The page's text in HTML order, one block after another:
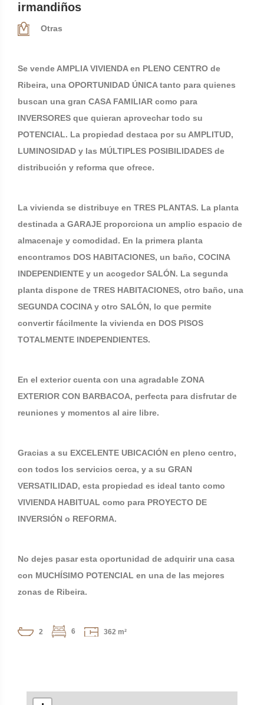
irmandiños
Otras
Se vende AMPLIA VIVIENDA en PLENO CENTRO de
Ribeira, una OPORTUNIDAD ÚNICA tanto para quienes
buscan una gran CASA FAMILIAR como para
INVERSORES que quieran aprovechar todo su
POTENCIAL. La propiedad destaca por su AMPLITUD,
LUMINOSIDAD y las MÚLTIPLES POSIBILIDADES de
distribución y reforma que ofrece.
La vivienda se distribuye en TRES PLANTAS. La planta
destinada a GARAJE proporciona un amplio espacio de
almacenaje y comodidad. En la primera planta
encontramos DOS HABITACIONES, un baño, COCINA
INDEPENDIENTE y un acogedor SALÓN. La segunda
planta dispone de TRES HABITACIONES, otro baño, una
SEGUNDA COCINA y otro SALÓN, lo que permite
convertir fácilmente la vivienda en DOS PISOS
TOTALMENTE INDEPENDIENTES.
En el exterior cuenta con una agradable ZONA
EXTERIOR CON BARBACOA, perfecta para disfrutar de
reuniones y momentos al aire libre.
Gracias a su EXCELENTE UBICACIÓN en pleno centro,
con todos los servicios cerca, y a su GRAN
VERSATILIDAD, esta propiedad es ideal tanto como
VIVIENDA HABITUAL como para PROYECTO DE
INVERSIÓN o REFORMA.
No dejes pasar esta oportunidad de adquirir una casa
con MUCHÍSIMO POTENCIAL en una de las mejores
zonas de Ribeira.
2 6 362 m²